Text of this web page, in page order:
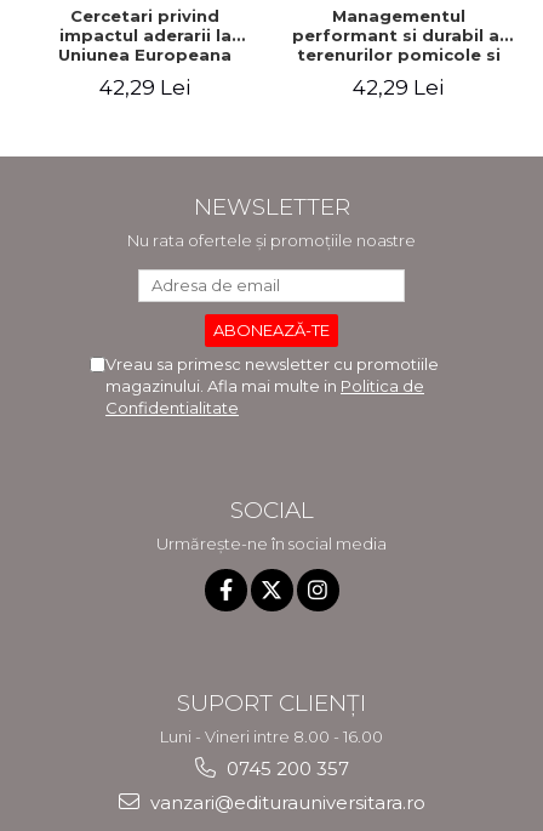
Cercetari privind
impactul aderarii la
Uniunea Europeana
exploatatiilor agricole
42,29 Lei
Managementul
performant si durabil al
terenurilor pomicole si
SISTEM EXPERT
42,29 Lei
NEWSLETTER
Nu rata ofertele și promoțiile noastre
Vreau sa primesc newsletter cu promotiile
magazinului. Afla mai multe in Politica de
Confidentialitate
SOCIAL
Urmărește-ne în social media
SUPORT CLIENȚI
Luni - Vineri intre 8.00 - 16.00
0745 200 357
vanzari@editurauniversitara.ro